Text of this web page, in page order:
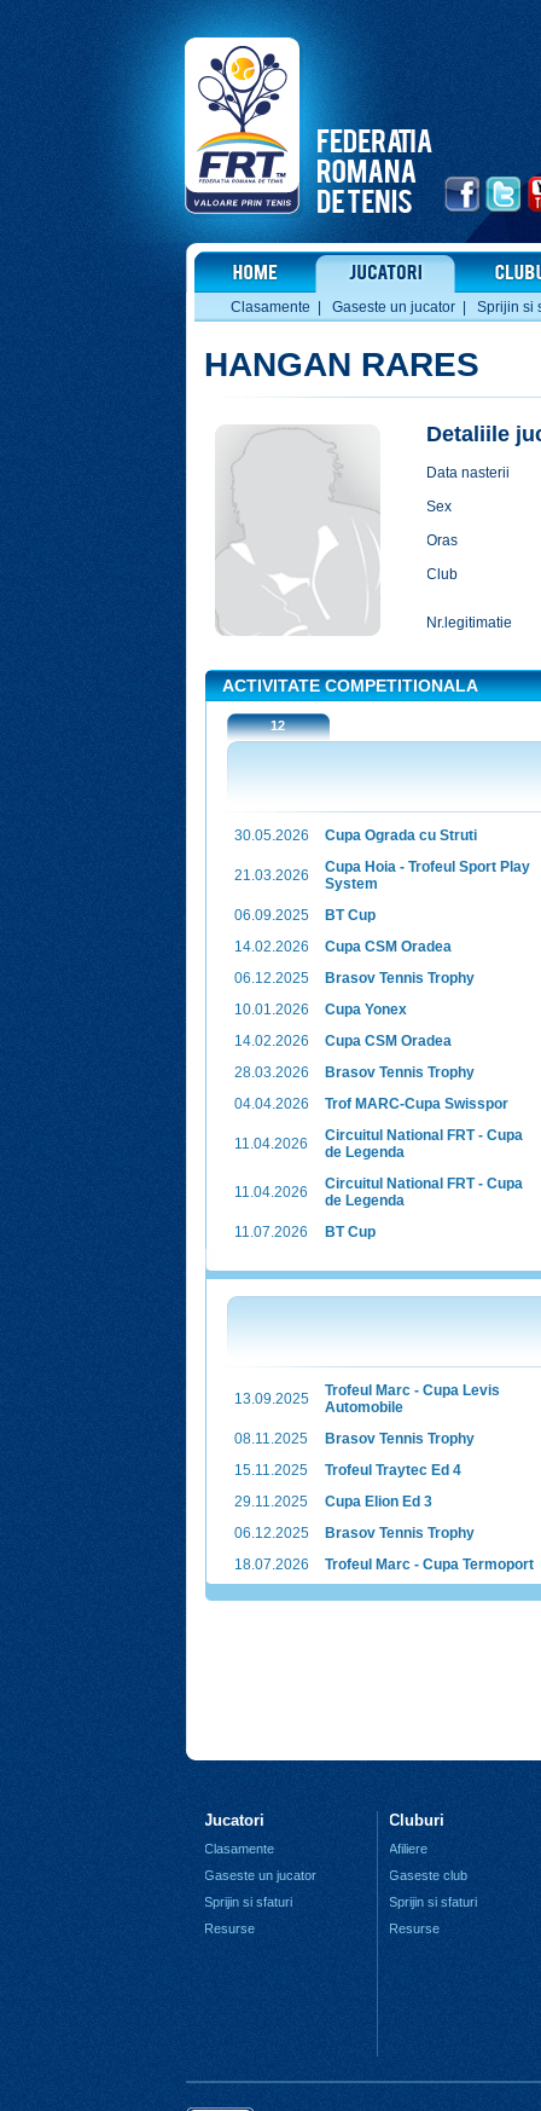
Clasamente Gaseste un jucator Sprijin si
HANGAN RARES
Detaliile
Data nasterii
Sex
Oras
Club
Nr.legitimatie
ACTIVITATE COMPETITIONALA
12
30.05.2026 Cupa Ograda cu Struti
21.03.2026
Cupa Hoia - Trofeul Sport Play
System
06.09.2025
BT Cup
14.02.2026
Cupa CSM Oradea
06.12.2025
Brasov Tennis Trophy
10.01.2026
Cupa Yonex
14.02.2026
Cupa CSM Oradea
28.03.2026
Brasov Tennis Trophy
04.04.2026
Trof MARC-Cupa Swisspor
11.04.2026
Circuitul National FRT - Cupa
de Legenda
11.04.2026
Circuitul National FRT - Cupa
de Legenda
11.07.2026
BT Cup
13.09.2025
Trofeul Marc - Cupa Levis
Automobile
08.11.2025
Brasov Tennis Trophy
15.11.2025
Trofeul Traytec Ed 4
29.11.2025
Cupa Elion Ed 3
06.12.2025
Brasov Tennis Trophy
18.07.2026
Trofeul Marc - Cupa Termoport
Jucatori
Clasamente
Gaseste un jucator
Sprijin si sfaturi
Resurse
Cluburi
Afiliere
Gaseste club
Sprijin si sfaturi
Resurse